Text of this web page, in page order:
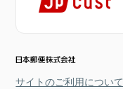
サイトのご利用について